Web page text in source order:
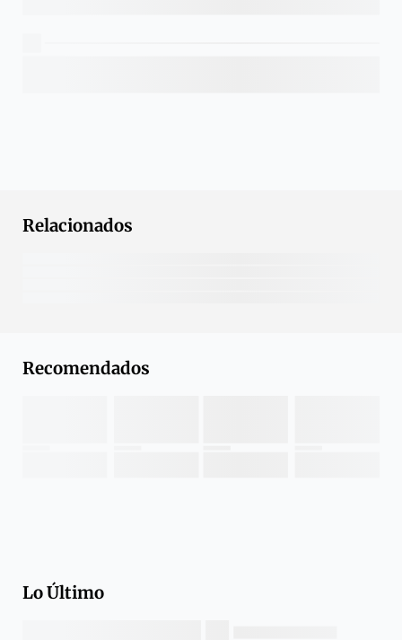
Relacionados
Recomendados
Lo Último